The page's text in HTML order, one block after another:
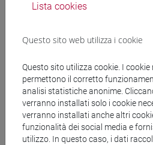
Ricerca aule
Ricerca sedi
Ricerca strutture
Ricerca pubblicazioni
Lista cookies
Questo sito web utilizza i cookie
Questo sito utilizza cookie. I
permettono il corretto
analisi statistiche anonime.
verranno installati solo i cookie
verranno installati anche altri
funzionalità dei social media e
utilizzo. In questo caso, i dati